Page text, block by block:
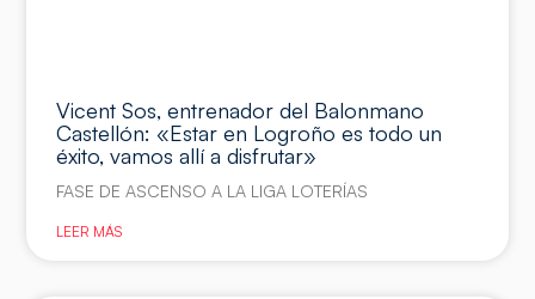
Vicent Sos, entrenador del Balonmano
Castellón: «Estar en Logroño es todo un
éxito, vamos allí a disfrutar»
FASE DE ASCENSO A LA LIGA LOTERÍAS
LEER MÁS